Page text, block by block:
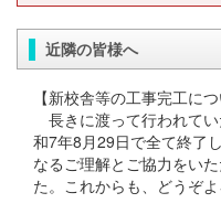
近隣の皆様へ
【新校舎等の工事完工につ
長きに渡って行われて
和7年8月29日で全て終了
なるご理解とご協力をい
た。これからも、どうぞ